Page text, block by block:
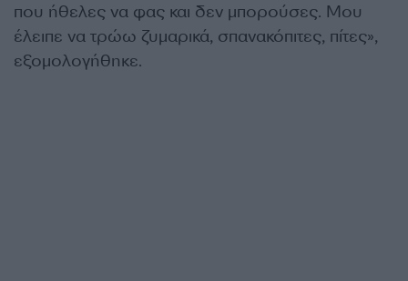
που ήθελες να φας και δεν μπορούσες. Μου
έλειπε να τρώω ζυμαρικά, σπανακόπιτες, πίτες»,
εξομολογήθηκε.